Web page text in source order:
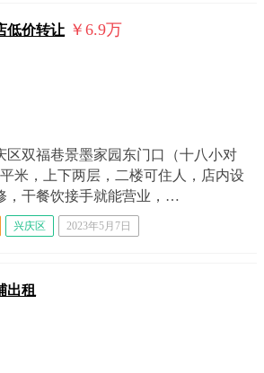
低价转让 ￥6.9万
区双福巷景墨家园东门口（十八小对
米，上下两层，二楼可住人，店内设
，干餐饮接手就能营业，…
兴庆区 2023年5月7日
出租